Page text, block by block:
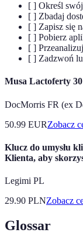
[ ] Określ
[ ] Zbadaj
[ ] Zapisz się
[ ] Pobierz
[ ]
[ ] Zadzwoń
Musa Lactoferty 30
DocMorris FR (ex
50.99 EURZobacz
Klucz do umysłu
Klienta, aby
Legimi PL
29.90 PLNZobacz
Glossar